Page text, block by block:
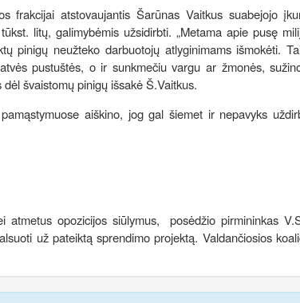
frakcijai atstovaujantis Šarūnas Vaitkus suabejojo
litų, galimybėmis užsidirbti. „Metama apie pusę
pinigų neužteko darbuotojų atlyginimams išmokėti.
pustuštės, o ir sunkmečiu vargu ar žmonės,
švaistomų pinigų išsakė Š.Vaitkus.
aiškino, jog gal šiemet ir nepavyks
atmetus opozicijos siūlymus, posėdžio pirmininkas
už pateiktą sprendimo projektą. Valdančiosios